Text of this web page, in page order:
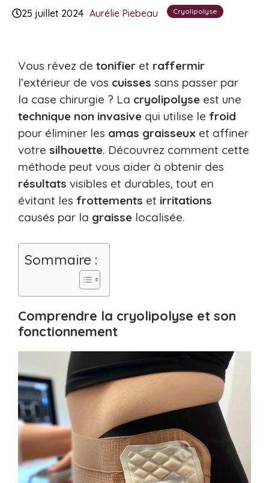
25 juillet 2024 Aurélie Piebeau Cryolipolyse
Vous rêvez de tonifier et raffermir
l’extérieur de vos cuisses sans passer par
la case chirurgie ? La cryolipolyse est une
technique non invasive qui utilise le froid
pour éliminer les amas graisseux et affiner
votre silhouette. Découvrez comment cette
méthode peut vous aider à obtenir des
résultats visibles et durables, tout en
évitant les frottements et irritations
causés par la graisse localisée.
Sommaire :
Comprendre la cryolipolyse et son
fonctionnement